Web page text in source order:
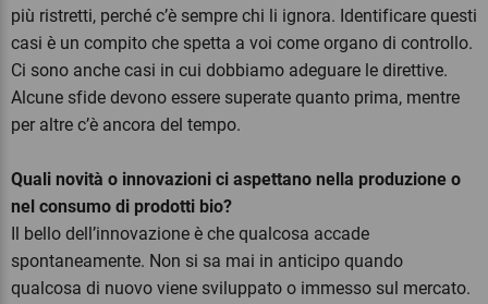
più ristretti, perché c’è sempre chi li ignora. Identificare questi
casi è un compito che spetta a voi come organo di controllo.
Ci sono anche casi in cui dobbiamo adeguare le direttive.
Alcune sfide devono essere superate quanto prima, mentre
per altre c’è ancora del tempo.
Quali novità o innovazioni ci aspettano nella produzione o
nel consumo di prodotti bio?
Il bello dell’innovazione è che qualcosa accade
spontaneamente. Non si sa mai in anticipo quando
qualcosa di nuovo viene sviluppato o immesso sul mercato.